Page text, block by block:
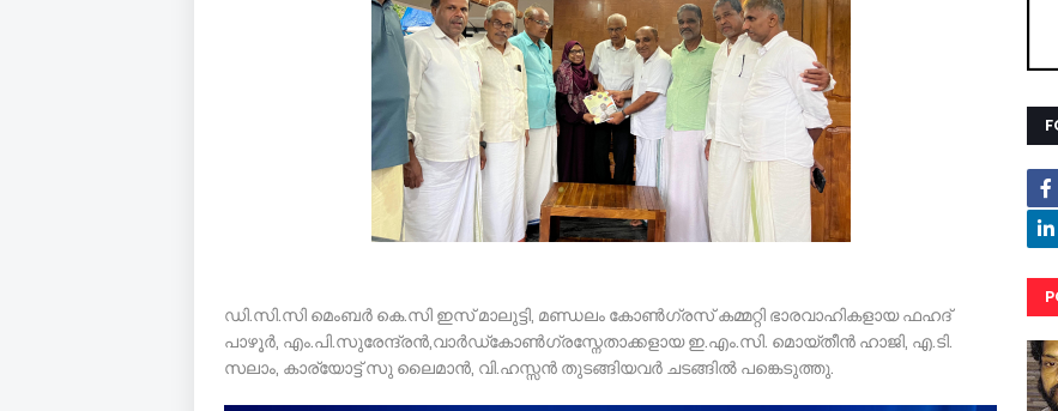
ഡി.സി.സി മെംബർ കെ.സി ഇസ് മാലുട്ടി, മണ്ഡലം കോൺഗ്രസ് കമ്മറ്റി ഭാരവാഹികളായ ഫഹദ്
പാഴൂർ, എം.പി.സുരേന്ദ്രൻ,വാർഡ്കോൺഗ്രസ്നേതാക്കളായ ഇ.എം.സി. മൊയ്തീൻ ഹാജി, എ.ടി.
സലാം, കാര്യോട്ട് സു ലൈമാൻ, വി.ഹസ്സൻ തുടങ്ങിയവർ ചടങ്ങിൽ പങ്കെടുത്തു.